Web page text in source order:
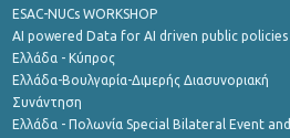
ESAC-NUCs WORKSHOP
AI powered Data for AI driven public policies
Ελλάδα - Κύπρος
Ελλάδα-Βουλγαρία-Διμερής Διασυνοριακή
Συνάντηση
Ελλάδα - Πολωνία Special Bilateral Event and